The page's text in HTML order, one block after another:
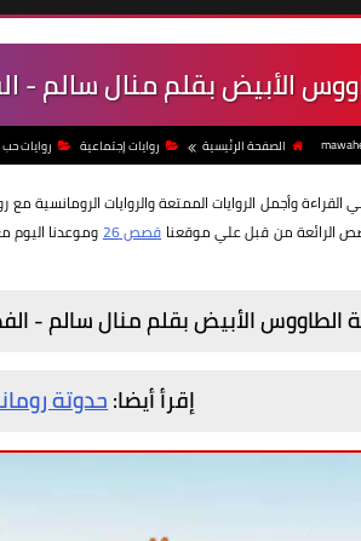
الأبيض بقلم منال سالم -
الصفحة الرئيسية روايات إجتماعية روايات حب
وأجمل الروايات الممتعة والروايات الرومانسية مع
الرائعة من قبل علي موقعناقصص 26 وموعدنا اليوم
الطاووس الأبيض بقلم منال سالم -
إقرأ أيضا:حدوتة